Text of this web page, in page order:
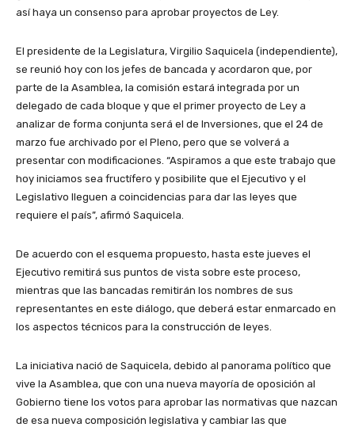
así haya un consenso para aprobar proyectos de Ley.
El presidente de la Legislatura, Virgilio Saquicela (independiente),
se reunió hoy con los jefes de bancada y acordaron que, por
parte de la Asamblea, la comisión estará integrada por un
delegado de cada bloque y que el primer proyecto de Ley a
analizar de forma conjunta será el de Inversiones, que el 24 de
marzo fue archivado por el Pleno, pero que se volverá a
presentar con modificaciones. “Aspiramos a que este trabajo que
hoy iniciamos sea fructífero y posibilite que el Ejecutivo y el
Legislativo lleguen a coincidencias para dar las leyes que
requiere el país”, afirmó Saquicela.
De acuerdo con el esquema propuesto, hasta este jueves el
Ejecutivo remitirá sus puntos de vista sobre este proceso,
mientras que las bancadas remitirán los nombres de sus
representantes en este diálogo, que deberá estar enmarcado en
los aspectos técnicos para la construcción de leyes.
La iniciativa nació de Saquicela, debido al panorama político que
vive la Asamblea, que con una nueva mayoría de oposición al
Gobierno tiene los votos para aprobar las normativas que nazcan
de esa nueva composición legislativa y cambiar las que